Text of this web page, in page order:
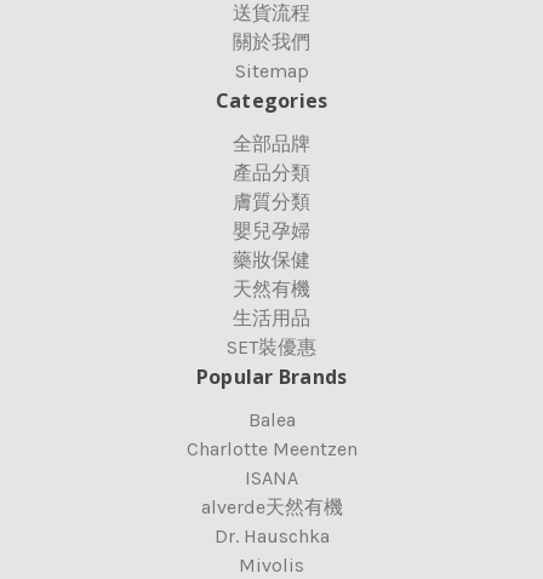
送貨流程
關於我們
Sitemap
Categories
全部品牌
產品分類
膚質分類
嬰兒孕婦
藥妝保健
天然有機
生活用品
SET裝優惠
Popular Brands
Balea
Charlotte Meentzen
ISANA
alverde天然有機
Dr. Hauschka
Mivolis